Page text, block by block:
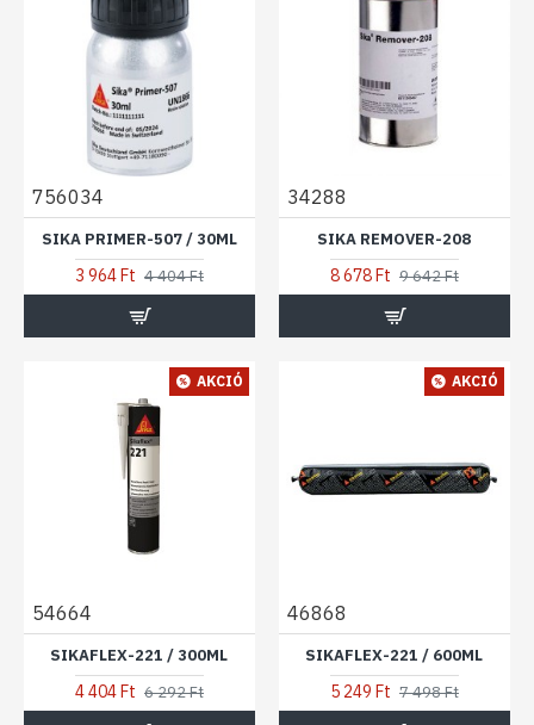
756034
SIKA PRIMER-507 / 30ML
3 964 Ft 4 404 Ft
34288
SIKA REMOVER-208
8 678 Ft 9 642 Ft
AKCIÓ
54664
SIKAFLEX-221 / 300ML
4 404 Ft 6 292 Ft
AKCIÓ
46868
SIKAFLEX-221 / 600ML
5 249 Ft 7 498 Ft